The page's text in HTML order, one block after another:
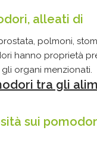
alleati di
polmoni,
hanno proprietà
organi menzionati.
tra gli
sui